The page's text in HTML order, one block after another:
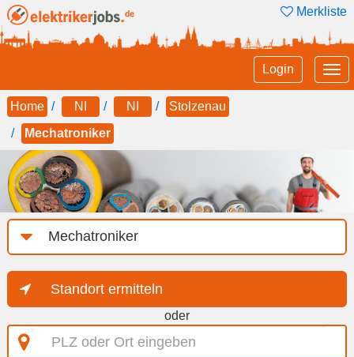
Merkliste
Login
Home NI NI
Stolzenau
Mechatroniker
Job-
Kategorie
Standort ermitteln
oder
PLZ
oder